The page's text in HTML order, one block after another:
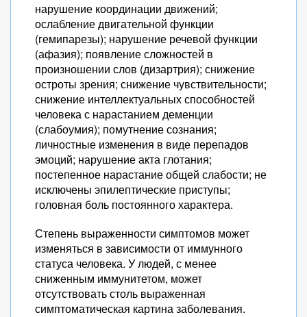
нарушение координации движений;
ослабление двигательной функции
(гемипарезы); нарушение речевой функции
(афазия); появление сложностей в
произношении слов (дизартрия); снижение
остроты зрения; снижение чувствительности;
снижение интеллектуальных способностей
человека с нарастанием деменции
(слабоумия); помутнение сознания;
личностные изменения в виде перепадов
эмоций; нарушение акта глотания;
постепенное нарастание общей слабости; не
исключены эпилептические приступы;
головная боль постоянного характера.
Степень выраженности симптомов может
изменяться в зависимости от иммунного
статуса человека. У людей, с менее
сниженным иммунитетом, может
отсутствовать столь выраженная
симптоматическая картина заболевания.